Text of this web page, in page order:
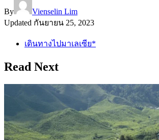
By
Vienselin Lim
Updated กันยายน 25, 2023
เดินทางไปมาเลเซีย*
Read Next